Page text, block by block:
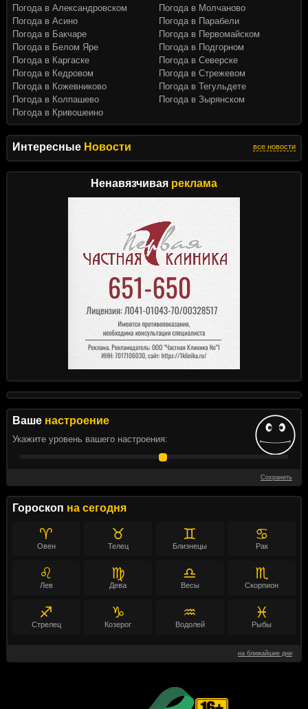
Интересные Новости все новости
Ненавязчивая реклама
Ваше настроение
Укажите уровень вашего настроения:
Сохранить
Гороскоп на сегодня
♈
Овен
♉
Телец
♊
Близнецы
♋
Рак
♌
Лев
♍
Дева
♎
Весы
♏
Скорпион
♐
Стрелец
♑
Козерог
♒
Водолей
♓
Рыбы
на ближайшие дни
Погода в Александровском
Погода в Асино
Погода в Бакчаре
Погода в Белом Яре
Погода в Каргаске
Погода в Кедровом
Погода в Кожевниково
Погода в Колпашево
Погода в Кривошеино
Погода в Молчаново
Погода в Парабели
Погода в Первомайском
Погода в Подгорном
Погода в Северске
Погода в Стрежевом
Погода в Тегульдете
Погода в Зырянском